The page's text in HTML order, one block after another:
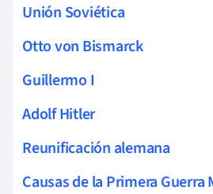
Unión Soviética
Otto von Bismarck
Guillermo I
Adolf Hitler
Reunificación alemana
Causas de la Primera Guerra